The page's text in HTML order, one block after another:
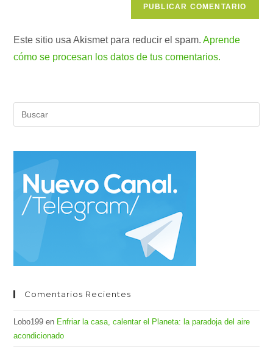
Este sitio usa Akismet para reducir el spam.Aprende
cómo se procesan los datos de tus comentarios.
Comentarios Recientes
Lobo199 en Enfriar la casa, calentar el Planeta: la paradoja del aire
acondicionado